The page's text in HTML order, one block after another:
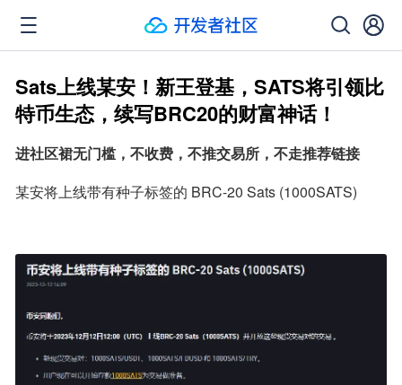
Sats上线某安！新王登基，SATS将引领比
特币生态，续写BRC20的财富神话！
进社区裙无门槛，不收费，不推交易所，不走推荐链接
某安将上线带有种子标签的 BRC-20 Sats (1000SATS)